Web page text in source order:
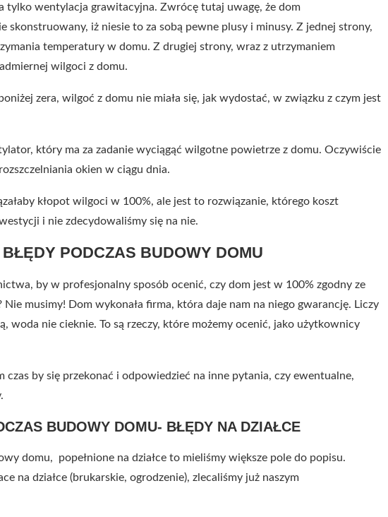
tylko wentylacja grawitacyjna. Zwrócę tutaj uwagę, że dom
skonstruowany, iż niesie to za sobą pewne plusy i minusy. Z jednej strony,
temperatury w domu. Z drugiej strony, wraz z utrzymaniem
wilgoci z domu.
zera, wilgoć z domu nie miała się, jak wydostać, w związku z czym jest
który ma za zadanie wyciągąć wilgotne powietrze z domu. Oczywiście
okien w ciągu dnia.
kłopot wilgoci w 100%, ale jest to rozwiązanie, którego koszt
i nie zdecydowaliśmy się na nie.
PODCZAS BUDOWY DOMU
by w profesjonalny sposób ocenić, czy dom jest w 100% zgodny ze
musimy! Dom wykonała firma, która daje nam na niego gwarancję. Liczy
woda nie cieknie. To są rzeczy, które możemy ocenić, jako użytkownicy
czas by się przekonać i odpowiedzieć na inne pytania, czy ewentualne,
BUDOWY DOMU- BŁĘDY NA DZIAŁCE
domu, popełnione na działce to mieliśmy większe pole do popisu.
na działce (brukarskie, ogrodzenie), zlecaliśmy już naszym